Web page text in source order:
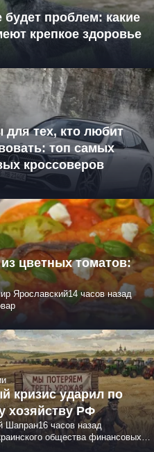
проблем: какие
крепкое здоровье
тех, кто любит
топ самых
кроссоверов
цветных томатов:
Ярославский14 часов назад
кризис ударил по
хозяйству РФ
Шапран16 часов назад
общества финансовых